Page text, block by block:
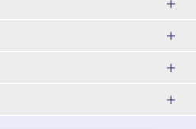
ユニバーサル・スタジオ・ジャパ